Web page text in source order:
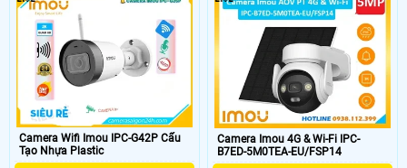
Camera Wifi Imou IPC-G42P Cấu
Tạo Nhựa Plastic
Camera Imou 4G & Wi-Fi IPC-
B7ED-5M0TEA-EU/FSP14